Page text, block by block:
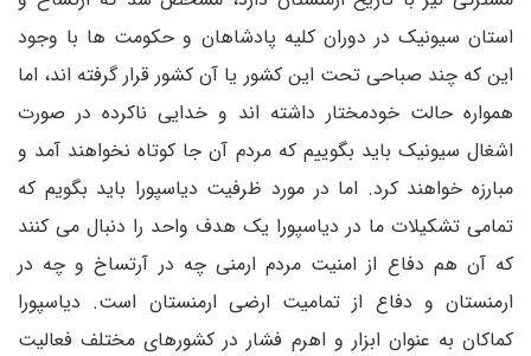
استان سیونیک در دوران کلیه پادشاهان و حکومت ها با وجود
این که چند صباحی تحت این کشور یا آن کشور قرار گرفته اند، اما
همواره حالت خودمختار داشته اند و خدایی ناکرده در صورت
اشغال سیونیک باید بگوییم که مردم آن جا کوتاه نخواهند آمد و
مبارزه خواهند کرد. اما در مورد ظرفیت دیاسپورا باید بگویم که
تمامی تشکیلات ما در دیاسپورا یک هدف واحد را دنبال می کنند
که آن هم دفاع از امنیت مردم ارمنی چه در آرتساخ و چه در
ارمنستان و دفاع از تمامیت ارضی ارمنستان است. دیاسپورا
کماکان به عنوان ابزار و اهرم فشار در کشورهای مختلف فعالیت